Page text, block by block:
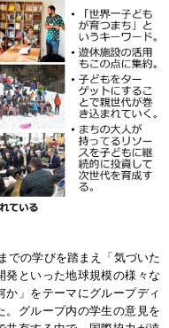
での学びを踏まえ「気づいた
発といった地球規模の様々な
」をテーマにグループディ
。グループ内の学生の意見を